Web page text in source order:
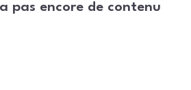
pas encore de contenu